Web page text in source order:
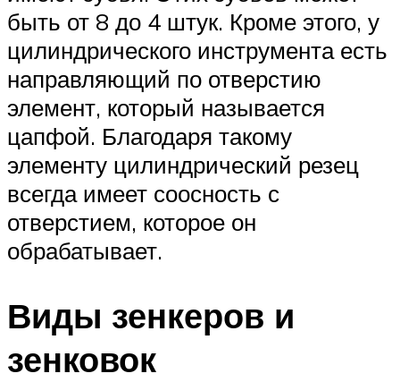
быть от 8 до 4 штук. Кроме этого, у
цилиндрического инструмента есть
направляющий по отверстию
элемент, который называется
цапфой. Благодаря такому
элементу цилиндрический резец
всегда имеет соосность с
отверстием, которое он
обрабатывает.
Виды зенкеров и
зенковок